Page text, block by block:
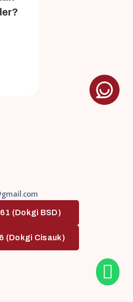
(Dokgi BSD)
(Dokgi Cisauk)